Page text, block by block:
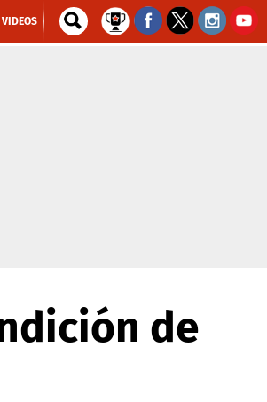
VIDEOS
de